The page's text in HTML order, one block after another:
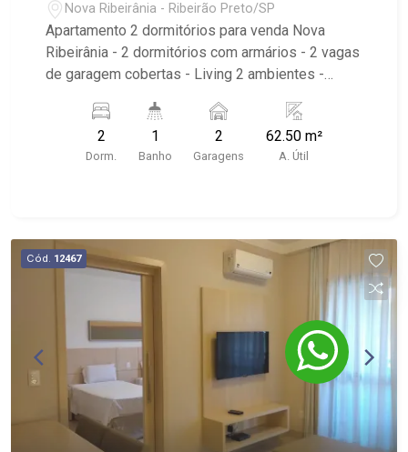
Nova Ribeirânia - Ribeirão Preto/SP
Apartamento 2 dormitórios para venda Nova
Ribeirânia - 2 dormitórios com armários - 2 vagas
de garagem cobertas - Living 2 ambientes -
banheiro - Sacada - Próximo a Tonin
Supermercado, Skalfit Academia e Unaerp
Hospital.
2
Dorm.
1
Banho
2
Garagens
62.50 m²
A. Útil
Cód. 12467